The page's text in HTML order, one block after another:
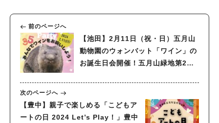
前のページへ
【池田】2月11日（祝・日）五月山
動物園のウォンバット「ワイン」の
お誕生日会開催！五月山緑地第2駐
次のページへ
【豊中】親子で楽しめる「こどもア
ートの日 2024 Let’s Play！」豊中